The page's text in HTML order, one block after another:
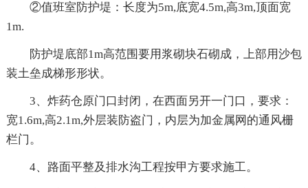
②值班室防护堤：长度为5m,底宽4.5m,高3m,顶面宽
1m.
防护堤底部1m高范围要用浆砌块石砌成，上部用沙包
装土垒成梯形形状。
3、炸药仓原门口封闭，在西面另开一门口，要求：
宽1.6m,高2.1m,外层装防盗门，内层为加金属网的通风栅
栏门。
4、路面平整及排水沟工程按甲方要求施工。